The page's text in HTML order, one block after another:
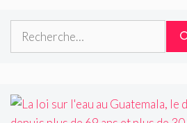
Rechercher :